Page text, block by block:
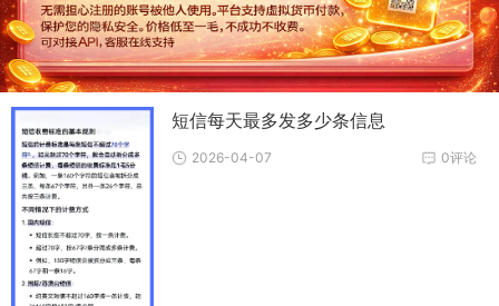
短信每天最多发多少条信息
0评论
2026-04-07